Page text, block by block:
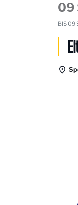
09
BIS09